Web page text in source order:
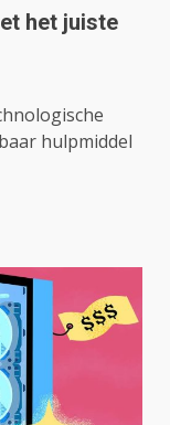
het juiste
hulpmiddel